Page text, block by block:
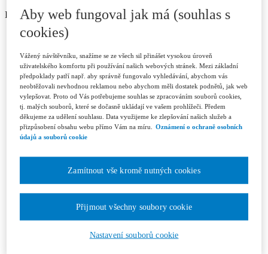
ISSN 1802-3843 (print)
Year 2026
Issue 2/2026
Issue 3/2026
Year 2025
Issue 1/2025
Issue 2/2025
Issue 3/2025
Issue 4-5/2025
Issue 6/2025
Year 2024
Issue 3/2024
Issue 4/2024
Issue 5/2024
Issue 6/2024
Year 2023
Issue 2/2023
Aby web fungoval jak má (souhlas s
cookies)
Vážený návštěvníku, snažíme se ze všech sil přinášet vysokou úroveň
uživatelského komfortu při používání našich webových stránek. Mezi základní
předpoklady patří např. aby správně fungovalo vyhledávání, abychom vás
neobtěžovali nevhodnou reklamou nebo abychom měli dostatek podnětů, jak web
vylepšovat. Proto od Vás potřebujeme souhlas se zpracováním souborů cookies,
tj. malých souborů, které se dočasně ukládají ve vašem prohlížeči. Předem
děkujeme za udělení souhlasu. Data využijeme ke zlepšování našich služeb a
přizpůsobení obsahu webu přímo Vám na míru.
Oznámení o ochraně osobních
údajů a souborů cookie
Nastavení souborů cookie
Zamítnout vše kromě nutných cookies
Přijmout všechny soubory cookie